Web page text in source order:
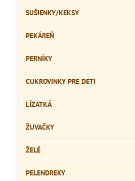
SUŠIENKY/KEKSY
PEKÁREŇ
PERNÍKY
CUKROVINKY PRE DETI
LÍZATKÁ
ŽUVAČKY
ŽELÉ
PELENDREKY